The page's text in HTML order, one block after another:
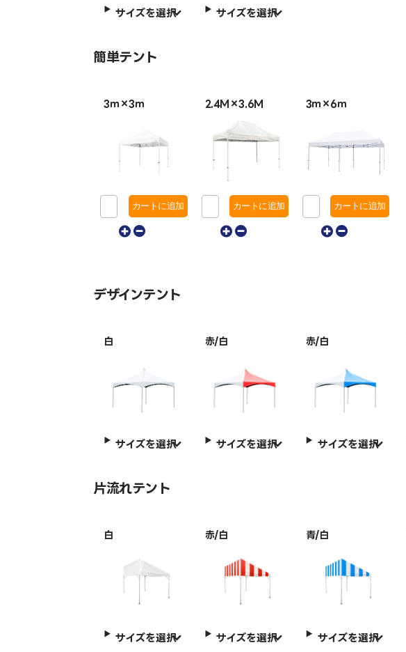
サイズを選択 サイズを選択
簡単テント
3ｍ×3ｍ 2.4M×3.6M 3ｍ×6ｍ
デザインテント
白
サイズを選択
赤/白
サイズを選択
赤/白
サイズを選択
片流れテント
白
サイズを選択
赤/白
サイズを選択
青/白
サイズを選択